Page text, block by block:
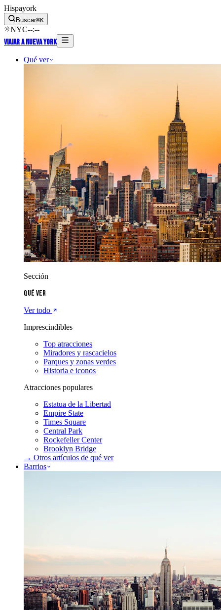
Hispayork
Buscar⌘K
NYC--:--
Viajar a Nueva York
Qué ver
Sección
Qué ver
Ver todo
Imprescindibles
Top atracciones
Miradores y rascacielos
Parques y zonas verdes
Historia e iconos
Atracciones populares
Estatua de la Libertad
Empire State
Times Square
Central Park
Rockefeller Center
Brooklyn Bridge
→ Otros artículos de qué ver
Barrios